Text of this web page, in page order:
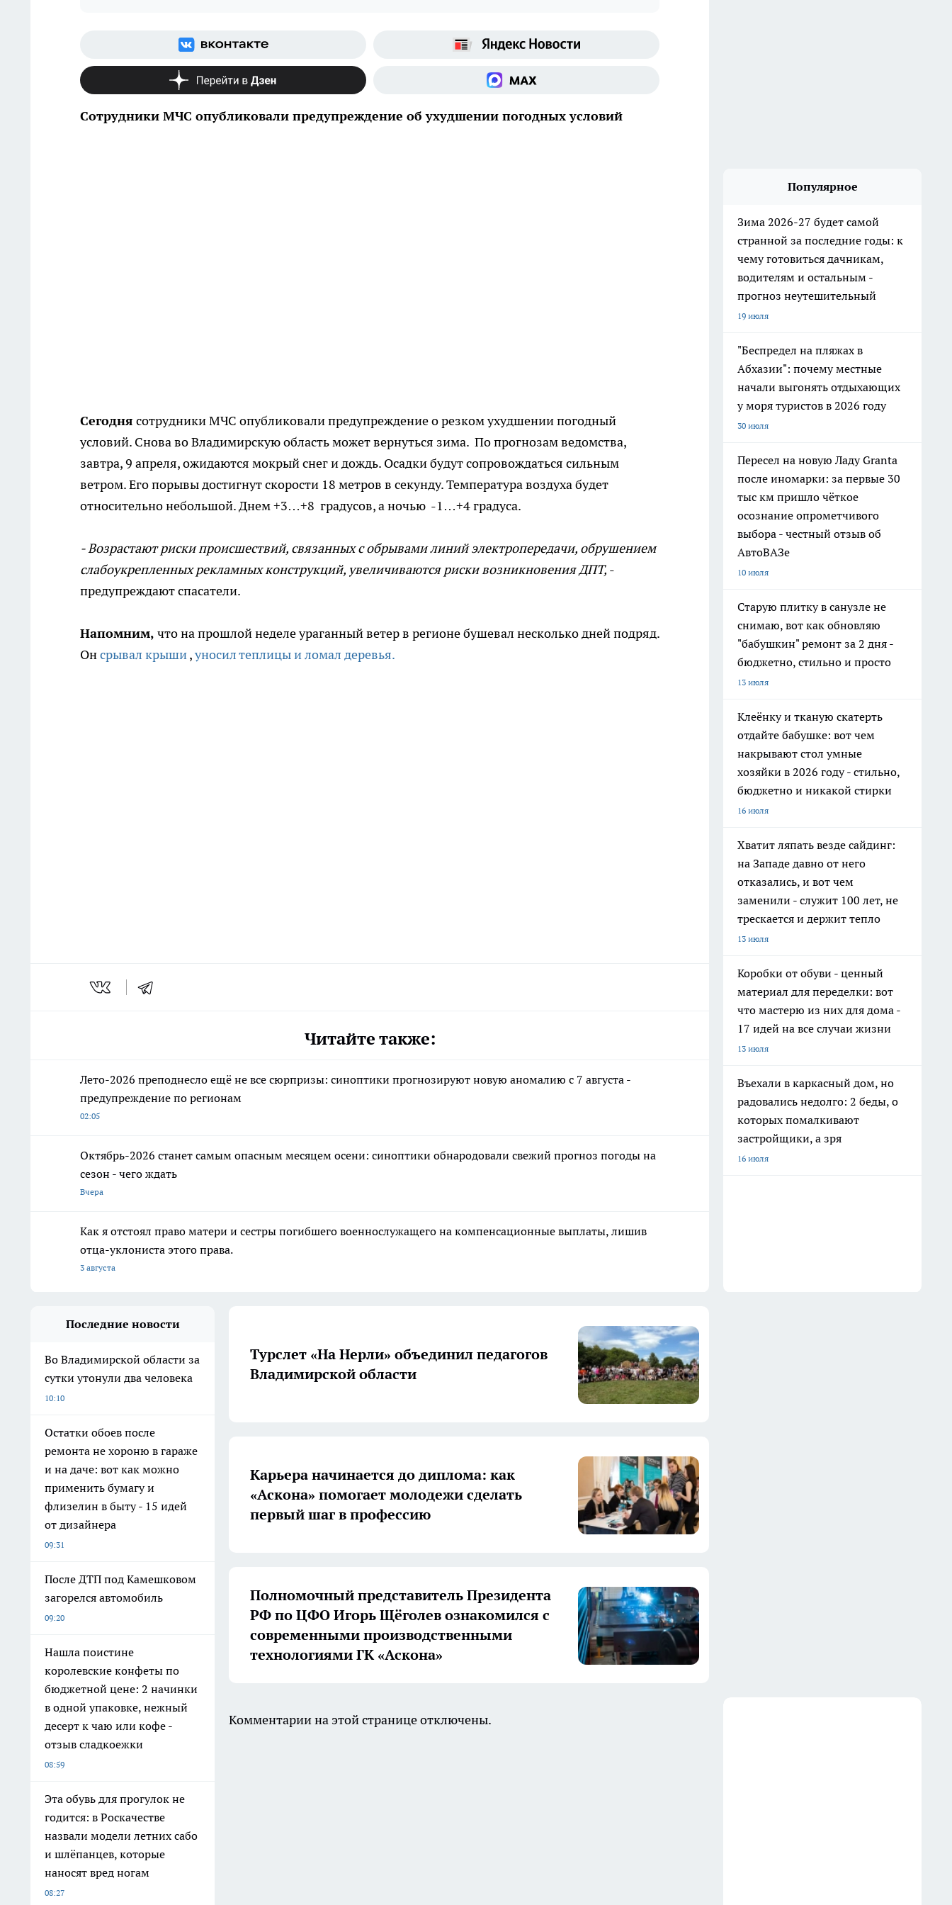
Сотрудники МЧС опубликовали предупреждение об ухудшении погодных условий
Сегодня сотрудники МЧС опубликовали предупреждение о резком ухудшении погодный
условий. Снова во Владимирскую область может вернуться зима. По прогнозам ведомства,
завтра, 9 апреля, ожидаются мокрый снег и дождь. Осадки будут сопровождаться сильным
ветром. Его порывы достигнут скорости 18 метров в секунду. Температура воздуха будет
относительно небольшой. Днем +3…+8 градусов, а ночью -1…+4 градуса.
- Возрастают риски происшествий, связанных с обрывами линий электропередачи, обрушением
слабоукрепленных рекламных конструкций, увеличиваются риски возникновения ДПТ, -
предупреждают спасатели.
Напомним, что на прошлой неделе ураганный ветер в регионе бушевал несколько дней подряд.
Онсрывал крыши,уносил теплицы и ломал деревья.
Читайте также:
Лето-2026 преподнесло ещё не все сюрпризы: синоптики прогнозируют новую аномалию с 7 августа -
предупреждение по регионам
02:05
Октябрь-2026 станет самым опасным месяцем осени: синоптики обнародовали свежий прогноз погоды на
сезон - чего ждать
Вчера
Как я отстоял право матери и сестры погибшего военнослужащего на компенсационные выплаты, лишив
отца-уклониста этого права.
3 августа
Популярное
Зима 2026-27 будет самой
странной за последние годы: к
чему готовиться дачникам,
водителям и остальным -
прогноз неутешительный
19 июля
"Беспредел на пляжах в
Абхазии": почему местные
начали выгонять отдыхающих
у моря туристов в 2026 году
30 июля
Пересел на новую Ладу Granta
после иномарки: за первые 30
тыс км пришло чёткое
осознание опрометчивого
выбора - честный отзыв об
АвтоВАЗе
10 июля
Старую плитку в санузле не
снимаю, вот как обновляю
"бабушкин" ремонт за 2 дня -
бюджетно, стильно и просто
13 июля
Клеёнку и тканую скатерть
отдайте бабушке: вот чем
накрывают стол умные
хозяйки в 2026 году - стильно,
бюджетно и никакой стирки
16 июля
Хватит ляпать везде сайдинг:
на Западе давно от него
отказались, и вот чем
заменили - служит 100 лет, не
трескается и держит тепло
13 июля
Коробки от обуви - ценный
материал для переделки: вот
что мастерю из них для дома -
17 идей на все случаи жизни
13 июля
Въехали в каркасный дом, но
радовались недолго: 2 беды, о
которых помалкивают
застройщики, а зря
16 июля
Последние новости
Во Владимирской области за
сутки утонули два человека
10:10
Остатки обоев после
ремонта не хороню в гараже
и на даче: вот как можно
применить бумагу и
флизелин в быту - 15 идей
от дизайнера
09:31
После ДТП под Камешковом
загорелся автомобиль
09:20
Нашла поистине
королевские конфеты по
бюджетной цене: 2 начинки
в одной упаковке, нежный
десерт к чаю или кофе -
отзыв сладкоежки
08:59
Эта обувь для прогулок не
годится: в Роскачестве
назвали модели летних сабо
и шлёпанцев, которые
наносят вред ногам
08:27
Турслет «На Нерли» объединил педагогов
Владимирской области
Карьера начинается до диплома: как
«Аскона» помогает молодежи сделать
первый шаг в профессию
Полномочный представитель Президента
РФ по ЦФО Игорь Щёголев ознакомился с
современными производственными
технологиями ГК «Аскона»
Комментарии на этой странице отключены.